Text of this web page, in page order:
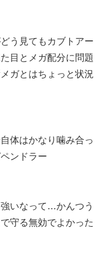
う見てもカブトアー
目とメガ配分に問題
ガとはちょっと状況
体はかなり噛み合っ
ンドラー
いなって…かんつう
守る無効でよかった